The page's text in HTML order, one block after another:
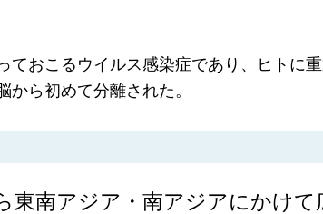
おこるウイルス感染症であり、ヒトに
ら初めて分離された。
東南アジア・南アジアにかけ